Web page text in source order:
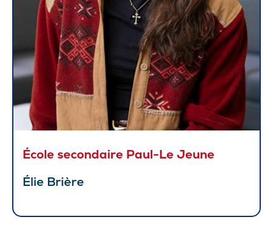
École secondaire Paul-Le Jeune
Élie Brière